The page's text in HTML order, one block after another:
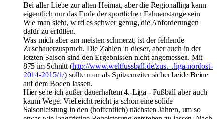
Bei aller Liebe zur alten Heimat, aber die Regionalliga kann
eigentlich nur das Ende der sportlichen Fahnenstange sein.
Wie man sieht, wird es schwer genug, die Anforderungen
dafür zu erfüllen.
Was mich aber am meisten schmerzt, ist der fehlende
Zuschauerzuspruch. Die Zahlen in dieser, aber auch in der
letzten Saison sind den Ergebnissen nicht angemessen. Mit
875 im Schnitt (http://www.weltfussball.de/zus…liga-nordost-
2014-2015/1/) sollte man als Spitzenreiter sicher beide Beine
auf dem Boden lassen.
Hier sehe ich außer dauerhaftem 4.-Liga - Fußball aber auch
kaum Wege. Vielleicht reicht ja schon eine solide
Saisonleistung in den (hoffentlich) nächsten Jahren, um so